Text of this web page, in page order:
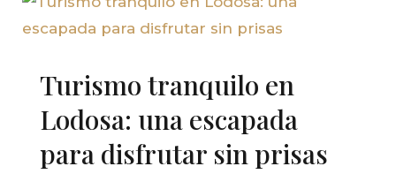
Turismo tranquilo en
Lodosa: una escapada
para disfrutar sin prisas